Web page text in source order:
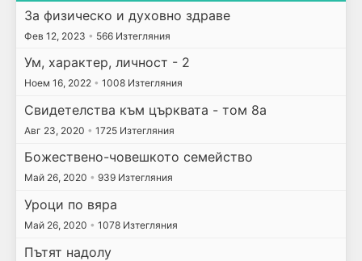
За физическо и духовно здраве
Фев 12, 2023 • 566 Изтегляния
Ум, характер, личност - 2
Ноем 16, 2022 • 1008 Изтегляния
Свидетелства към църквата - том 8а
Авг 23, 2020 • 1725 Изтегляния
Божествено-човешкото семейство
Май 26, 2020 • 939 Изтегляния
Уроци по вяра
Май 26, 2020 • 1078 Изтегляния
Пътят надолу